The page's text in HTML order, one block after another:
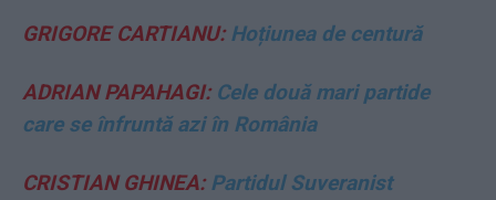
GRIGORE CARTIANU:Hoțiunea de centură
ADRIAN PAPAHAGI:Cele două mari partide
care se înfruntă azi în România
CRISTIAN GHINEA:Partidul Suveranist